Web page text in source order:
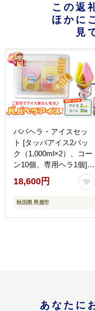
この返
ほかに
見
ババヘラ・アイスセッ
ト [タッパアイス2パッ
ク（1,000ml×2）、コー
ン10個、専用ヘラ1個]
【進藤冷菓】ご当地ア
イス
18,600円
秋田県 男鹿市
あなたに